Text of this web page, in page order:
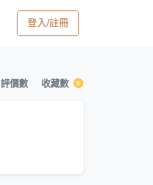
登入/註冊
評價數 收藏數